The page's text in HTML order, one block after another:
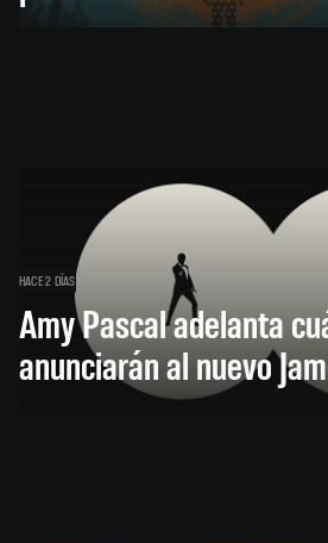
HACE 2 DÍAS
Amy Pascal adelanta
anunciarán al nuevo